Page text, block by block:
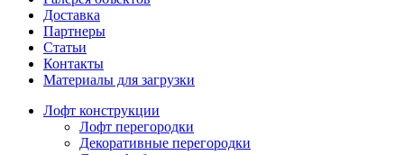
Доставка
Партнеры
Статьи
Контакты
Материалы для загрузки
Лофт конструкции
Лофт перегородки
Декоративные перегородки